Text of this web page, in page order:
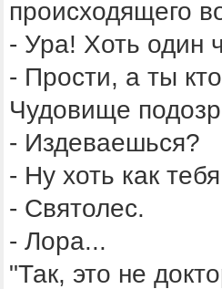
происходящего
- Ура! Хоть один
- Прости, а ты
Чудовище
- Издеваешься?
- Ну хоть как
- Святолес.
- Лора...
"Так, это не